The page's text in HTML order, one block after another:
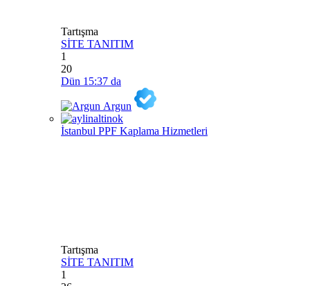
Tartışma
SİTE TANITIM
1
20
Dün 15:37 da
Argun
İstanbul PPF Kaplama Hizmetleri
Tartışma
SİTE TANITIM
1